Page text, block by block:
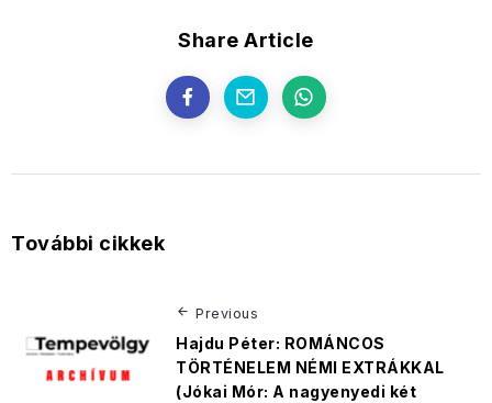
Share Article
További cikkek
Previous
Hajdu Péter: ROMÁNCOS
TÖRTÉNELEM NÉMI EXTRÁKKAL
(Jókai Mór: A nagyenyedi két